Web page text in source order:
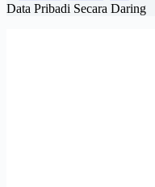
Data Pribadi Secara Daring